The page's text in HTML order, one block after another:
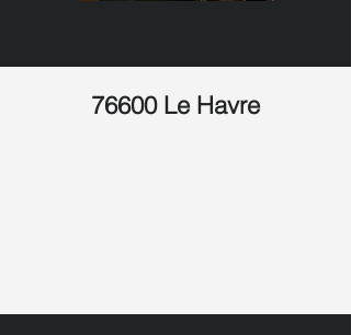
76600 Le Havre